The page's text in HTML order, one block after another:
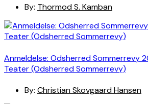
By: Thormod S. Kamban
Anmeldelse: Odsherred Sommerrevy
Teater (Odsherred Sommerrevy)
By: Christian Skovgaard Hansen